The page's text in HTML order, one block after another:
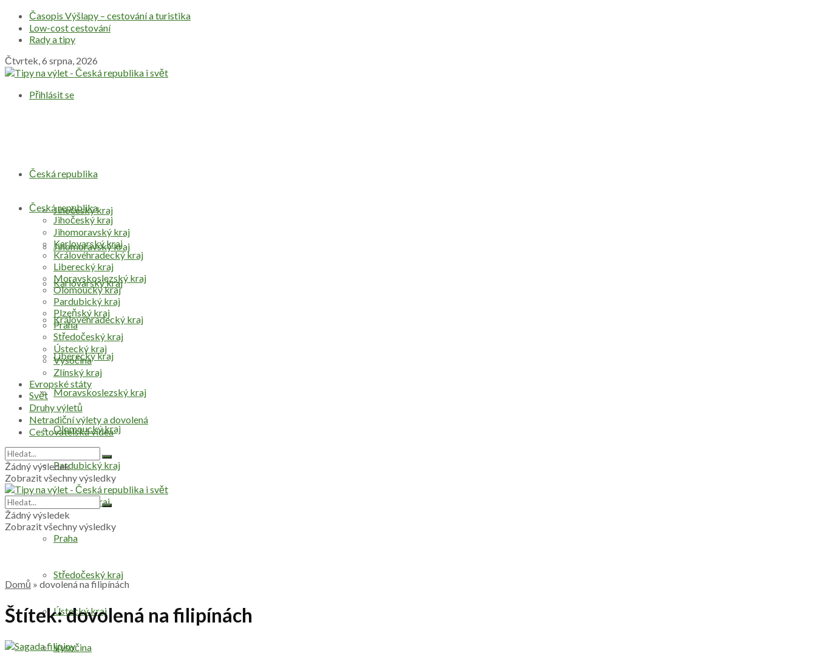
Časopis Výšlapy – cestování a turistika
Low-cost cestování
Rady a tipy
Čtvrtek, 6 srpna, 2026
Přihlásit se
Česká republika
Jihočeský kraj
Jihomoravský kraj
Karlovarský kraj
Královéhradecký kraj
Liberecký kraj
Moravskoslezský kraj
Olomoucký kraj
Pardubický kraj
Plzeňský kraj
Praha
Středočeský kraj
Ústecký kraj
Vysočina
Česká republika
Jihočeský kraj
Jihomoravský kraj
Karlovarský kraj
Královéhradecký kraj
Liberecký kraj
Moravskoslezský kraj
Olomoucký kraj
Pardubický kraj
Plzeňský kraj
Praha
Středočeský kraj
Ústecký kraj
Vysočina
Zlínský kraj
Evropské státy
Svět
Druhy výletů
Netradiční výlety a dovolená
Cestovatelská videa
Žádný výsledek
Zobrazit všechny výsledky
Žádný výsledek
Zobrazit všechny výsledky
Domů » dovolená na filipínách
Štítek:dovolená na filipínách